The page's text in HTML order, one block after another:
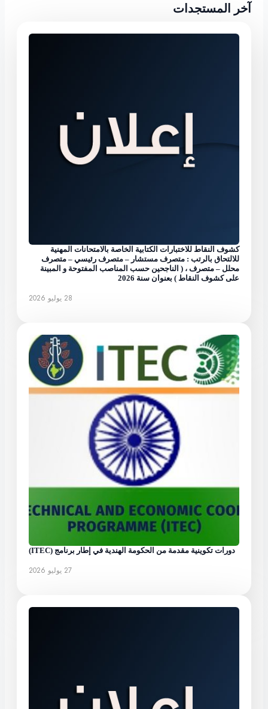
آخر المستجدات
كشوف النقاط للاختبارات الكتابية الخاصة بالامتحانات المهنية
للالتحاق بالرتب : متصرف مستشار – متصرف رئيسي – متصرف
محلل – متصرف ، ( الناجحين حسب المناصب المفتوحة و المبينة
على كشوف النقاط ) بعنوان سنة 2026
28 يوليو 2026
دورات تكوينية مقدمة من الحكومة الهندية في إطار برنامج (ITEC)
27 يوليو 2026